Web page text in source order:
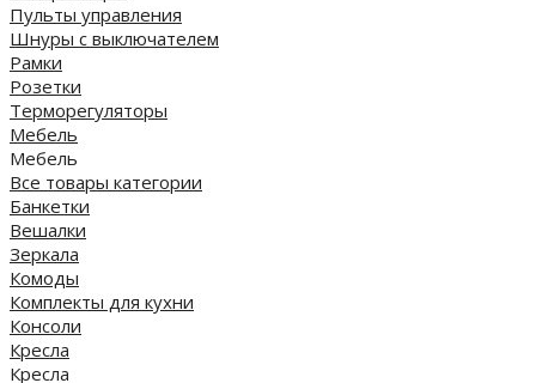
Пульты управления
Шнуры с выключателем
Рамки
Розетки
Терморегуляторы
Мебель
Мебель
Все товары категории
Банкетки
Вешалки
Зеркала
Комоды
Комплекты для кухни
Консоли
Кресла
Кресла